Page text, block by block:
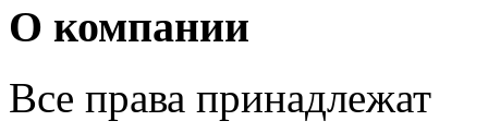
О компании
Все права принадлежат